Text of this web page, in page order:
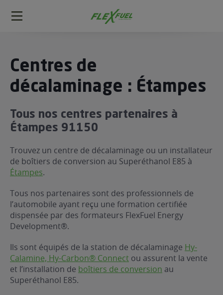
FlexFuel
Méga
?
gratuit
du carburant avec
garagiste
Centres de
décalaminage : Étampes
Tous nos centres partenaires à
Étampes 91150
Trouvez un centre de décalaminage ou un installateur
de boîtiers de conversion au Superéthanol E85 à
Étampes.
Tous nos partenaires sont des professionnels de
l’automobile ayant reçu une formation certifiée
dispensée par des formateurs FlexFuel Energy
Development®.
Ils sont équipés de la station de décalaminage Hy-
Calamine, Hy-Carbon® Connect ou assurent la vente
et l’installation de boîtiers de conversion au
Superéthanol E85.